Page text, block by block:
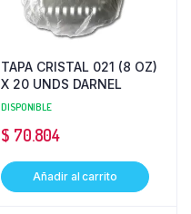
TAPA CRISTAL 021 (8 OZ)
X 20 UNDS DARNEL
DISPONIBLE
$ 70.804
Añadir al carrito